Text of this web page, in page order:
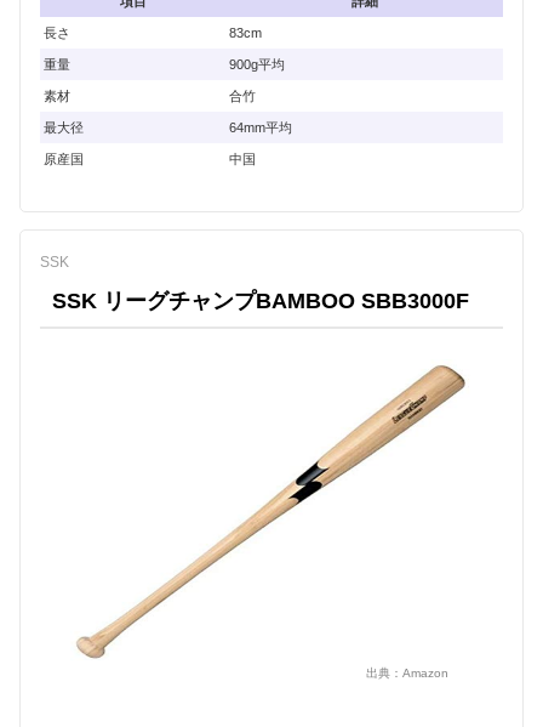
長さ 83cm
重量 900g平均
素材 合竹
最大径 64mm平均
原産国 中国
SSK
SSK リーグチャンプBAMBOO SBB3000F
出典： Amazon